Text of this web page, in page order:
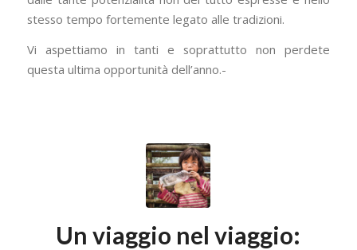
stesso tempo fortemente legato alle tradizioni.
Vi aspettiamo in tanti e soprattutto non perdete
questa ultima opportunità dell’anno.-
Un viaggio nel viaggio: